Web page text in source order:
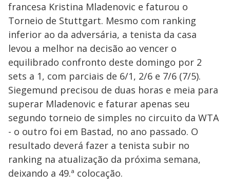
francesa Kristina Mladenovic e faturou o
Torneio de Stuttgart. Mesmo com ranking
inferior ao da adversária, a tenista da casa
levou a melhor na decisão ao vencer o
equilibrado confronto deste domingo por 2
sets a 1, com parciais de 6/1, 2/6 e 7/6 (7/5).
Siegemund precisou de duas horas e meia para
superar Mladenovic e faturar apenas seu
segundo torneio de simples no circuito da WTA
- o outro foi em Bastad, no ano passado. O
resultado deverá fazer a tenista subir no
ranking na atualização da próxima semana,
deixando a 49.ª colocação.